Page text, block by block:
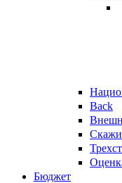
Back
Скажи
Бюджет